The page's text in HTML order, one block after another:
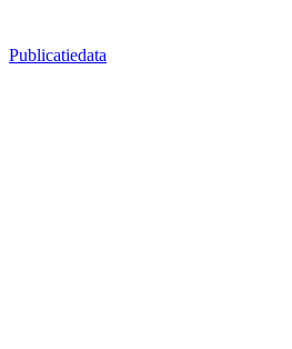
Publicatiedata